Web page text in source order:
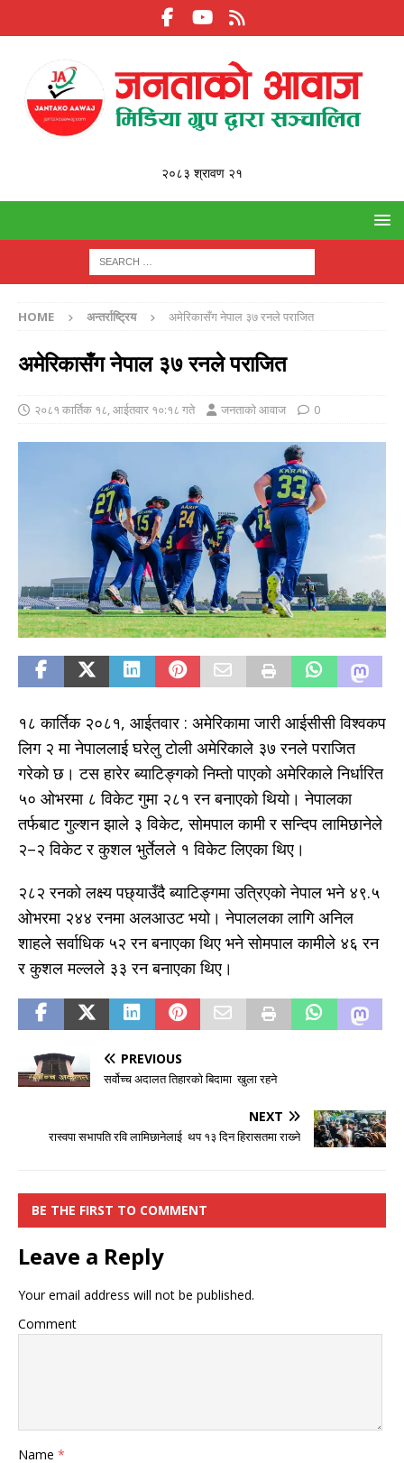
२०८३ श्रावण २१
HOME अन्तर्राष्ट्रिय अमेरिकासँग नेपाल ३७ रनले पराजित
अमेरिकासँग नेपाल ३७ रनले पराजित
२०८१ कार्तिक १८, आईतवार १०:१८ गते जनताको आवाज 0
१८ कार्तिक २०८१, आईतवार : अमेरिकामा जारी आईसीसी विश्वकप
लिग २ मा नेपाललाई घरेलु टोली अमेरिकाले ३७ रनले पराजित
गरेको छ। टस हारेर ब्याटिङ्गको निम्तो पाएको अमेरिकाले निर्धारित
५० ओभरमा ८ विकेट गुमा २८१ रन बनाएको थियो। नेपालका
तर्फबाट गुल्शन झाले ३ विकेट, सोमपाल कामी र सन्दिप लामिछानेले
२–२ विकेट र कुशल भुर्तेलले १ विकेट लिएका थिए।
२८२ रनको लक्ष्य पछ्याउँदै ब्याटिङ्गमा उत्रिएको नेपाल भने ४९.५
ओभरमा २४४ रनमा अलआउट भयो। नेपाललका लागि अनिल
शाहले सर्वाधिक ५२ रन बनाएका थिए भने सोमपाल कामीले ४६ रन
र कुशल मल्लले ३३ रन बनाएका थिए।
PREVIOUS
सर्वोच्च अदालत तिहारको बिदामा खुला रहने
NEXT
रास्वपा सभापति रवि लामिछानेलाई थप १३ दिन हिरासतमा राख्‍ने
BE THE FIRST TO COMMENT
Leave a Reply
Your email address will not be published.
Comment
Name *